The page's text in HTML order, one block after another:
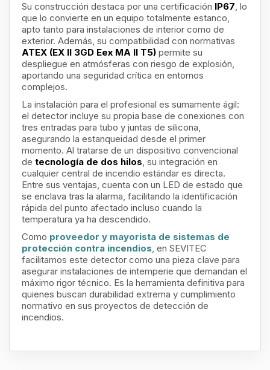
Su construcción destaca por una certificación IP67, lo
que lo convierte en un equipo totalmente estanco,
apto tanto para instalaciones de interior como de
exterior. Además, su compatibilidad con normativas
ATEX (EX II 3GD Eex MA II T5) permite su
despliegue en atmósferas con riesgo de explosión,
aportando una seguridad crítica en entornos
complejos.
La instalación para el profesional es sumamente ágil:
el detector incluye su propia base de conexiones con
tres entradas para tubo y juntas de silicona,
asegurando la estanqueidad desde el primer
momento. Al tratarse de un dispositivo convencional
de tecnología de dos hilos, su integración en
cualquier central de incendio estándar es directa.
Entre sus ventajas, cuenta con un LED de estado que
se enclava tras la alarma, facilitando la identificación
rápida del punto afectado incluso cuando la
temperatura ya ha descendido.
Como proveedor y mayorista de sistemas de
protección contra incendios, en SEVITEC
facilitamos este detector como una pieza clave para
asegurar instalaciones de intemperie que demandan el
máximo rigor técnico. Es la herramienta definitiva para
quienes buscan durabilidad extrema y cumplimiento
normativo en sus proyectos de detección de
incendios.